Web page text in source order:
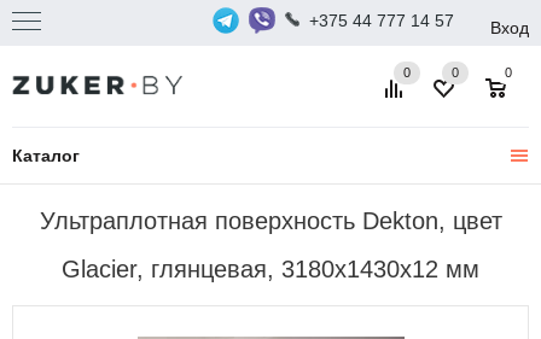
+375 44 777 14 57 Вход
Каталог
0 0
0
Ультраплотная поверхность Dekton, цвет
Glacier, глянцевая, 3180x1430x12 мм